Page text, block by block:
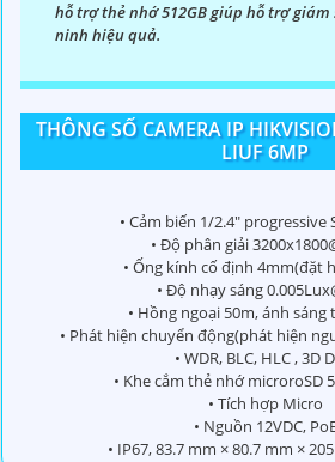
hỗ trợ thẻ nhớ 512GB giúp hỗ trợ giám
ninh hiệu quả.
THÔNG SỐ CAMERA IP
LIUF 6MP
• Cảm biến 1/2.4" progressive
• Độ phân giải
• Ống kính cố định 4mm(đặt
• Độ nhạy sáng
• Hồng ngoại 50m, ánh sáng
• Phát hiện chuyển động(phát hiện
• WDR, BLC, HLC , 3D
• Khe cắm thẻ nhớ microroSD
• Tích hợp Micro
• Nguồn 12VDC,
• IP67, 83.7 mm × 80.7 mm ×